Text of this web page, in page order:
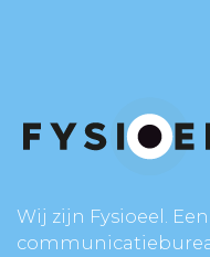
Wij zijn Fysioeel.